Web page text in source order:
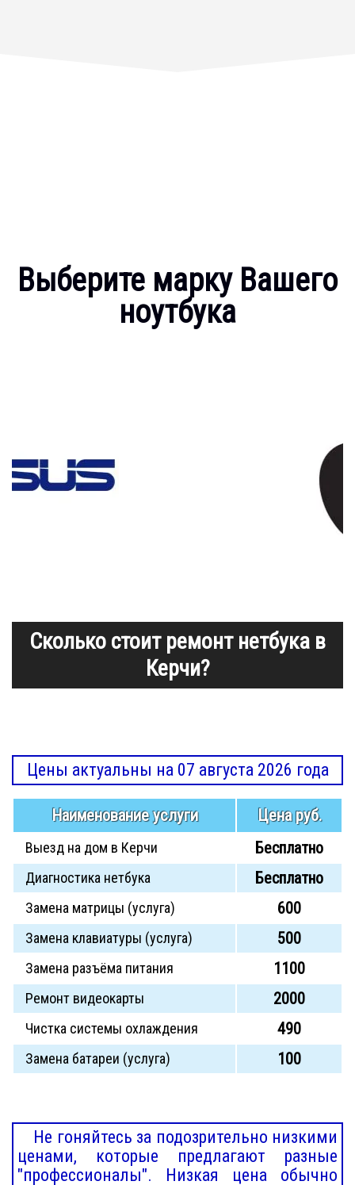
Выберите марку Вашего
ноутбука
Сколько стоит ремонт нетбука в
Керчи?
Цены актуальны на 07 августа 2026 года
Наименование услуги Цена руб.
Выезд на дом в Керчи Бесплатно
Диагностика нетбука Бесплатно
Замена матрицы (услуга) 600
Замена клавиатуры (услуга) 500
Замена разъёма питания 1100
Ремонт видеокарты 2000
Чистка системы охлаждения 490
Замена батареи (услуга) 100
Не гоняйтесь за подозрительно низкими
ценами, которые предлагают разные
"профессионалы". Низкая цена обычно